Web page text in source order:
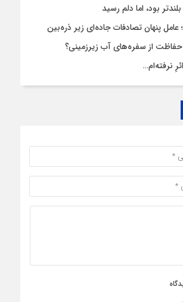
بود، اما دلم رسید
پنهان تصادفات جاده‌ای زیر ذره‌بین
حفاظت از سفره‌های آب زیرزمینی؟
نرفته‌ام…